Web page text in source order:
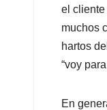
el cliente
muchos
hartos
“voy
En